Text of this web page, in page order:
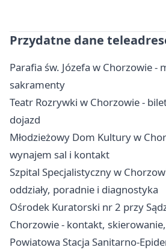
Przydatne dane
Parafia św. Józefa w Chorzowie -
sakramenty
Teatr Rozrywki w Chorzowie -
dojazd
Młodzieżowy Dom Kultury w
wynajem sal i kontakt
Szpital Specjalistyczny w
oddziały, poradnie i diagnostyka
Ośrodek Kuratorski nr 2 przy
Chorzowie - kontakt,
Powiatowa Stacja Sanitarno-